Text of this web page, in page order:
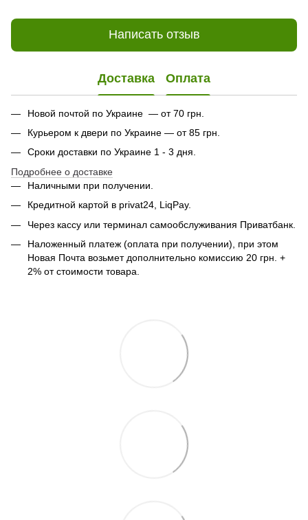
Написать отзыв
Доставка Оплата
Новой почтой по Украине — от 70 грн.
Курьером к двери по Украине — от 85 грн.
Сроки доставки по Украине 1 - 3 дня.
Подробнее о доставке
Наличными при получении.
Кредитной картой в privat24, LiqPay.
Через кассу или терминал самообслуживания Приватбанк.
Наложенный платеж (оплата при получении), при этом
Новая Почта возьмет дополнительно комиссию 20 грн. +
2% от стоимости товара.